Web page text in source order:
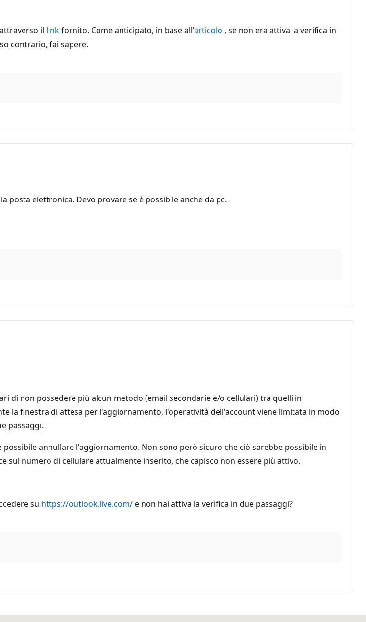
il linkfornito. Come anticipato, in base all'articolo , se non era attiva la verifica in
contrario, fai sapere.
posta elettronica. Devo provare se è possibile anche da pc.
di non possedere più alcun metodo (email secondarie e/o cellulari) tra quelli in
la finestra di attesa per l'aggiornamento, l'operatività dell'account viene limitata in modo
passaggi.
annullare l'aggiornamento. Non sono però sicuro che ciò sarebbe possibile in
sul numero di cellulare attualmente inserito, che capisco non essere più attivo.
su https://outlook.live.com/e non hai attiva la verifica in due passaggi?